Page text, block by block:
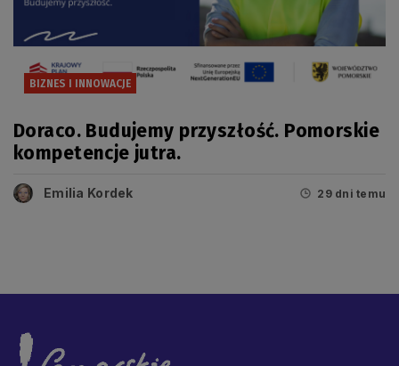
BIZNES I INNOWACJE
Doraco. Budujemy przyszłość. Pomorskie
kompetencje jutra.
Emilia Kordek 29 dni temu